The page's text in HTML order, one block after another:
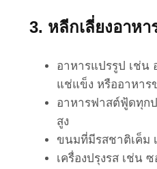
3. หลีกเลี่ยงอาห
อาหารแปรรูป เช่น
แช่แข็ง หรืออาหาร
อาหารฟาสต์ฟู้ดทุก
สูง
ขนมที่มีรสชาติเค็ม
เครื่องปรุงรส เช่น